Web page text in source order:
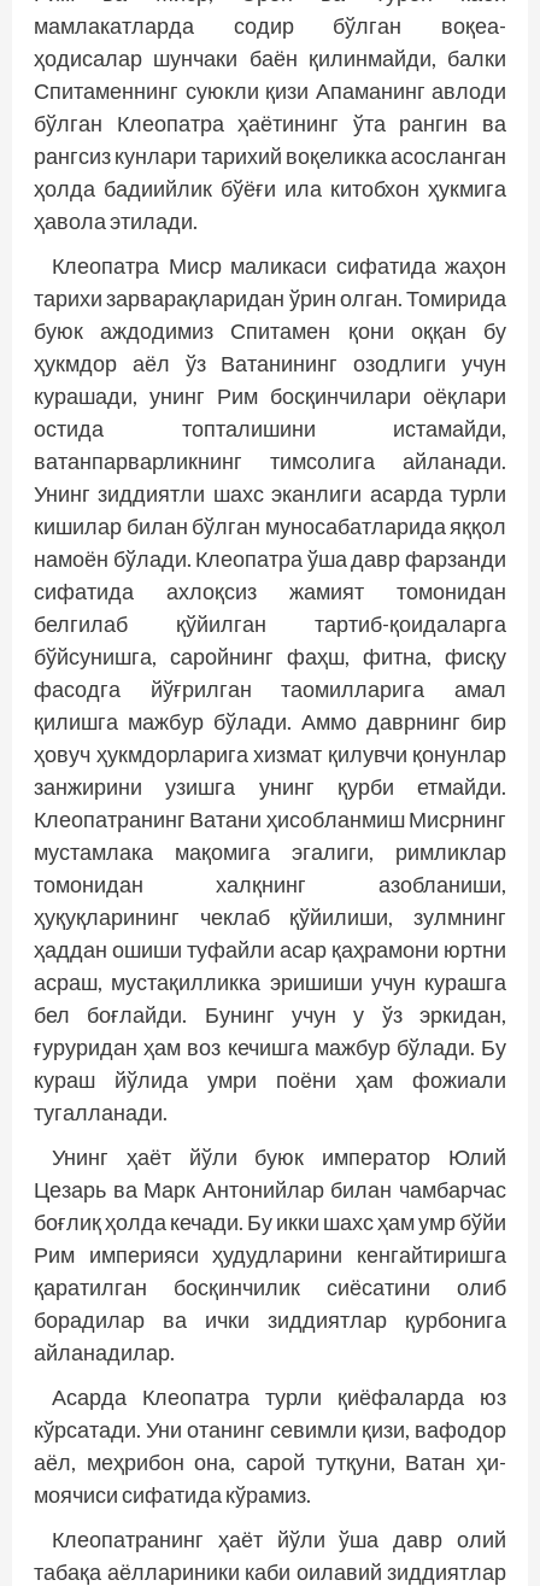
мамлакатларда содир бўлган воқеа-
ҳодисалар шунчаки баён қилинмайди, балки
Спитаменнинг суюкли қизи Апаманинг авлоди
бўлган Клеопатра ҳаётининг ўта рангин ва
рангсиз кунлари тарихий воқеликка асосланган
ҳолда бадиийлик бўёғи ила китобхон ҳукмига
ҳавола этилади.
Клеопатра Миср маликаси сифатида жаҳон
тарихи зарварақларидан ўрин олган. Томирида
буюк аждодимиз Спитамен қони оққан бу
ҳукмдор аёл ўз Ватанининг озодлиги учун
курашади, унинг Рим босқинчилари оёқлари
остида топталишини истамайди,
ватанпарварликнинг тимсолига айланади.
Унинг зиддиятли шахс эканлиги асарда турли
кишилар билан бўлган муносабатларида яққол
намоён бўлади. Клеопатра ўша давр фарзанди
сифатида ахлоқсиз жамият томонидан
белгилаб қў­йилган тартиб-қоидаларга
бўйсунишга, саройнинг фаҳш, фитна, фисқу
фасодга йўғрилган таомилларига амал
қилишга мажбур бўлади. Аммо даврнинг бир
ҳовуч ҳукмдорларига хизмат қилувчи қонунлар
занжирини узишга унинг қурби етмайди.
Клеопатранинг Ватани ҳисоб­ланмиш Мисрнинг
мустамлака мақомига эгалиги, римликлар
томонидан халқнинг азобланиши,
ҳуқуқларининг чеклаб қўйилиши, зулмнинг
ҳаддан ошиши туфайли асар қаҳрамони юртни
асраш, мустақилликка эришиши учун курашга
бел боғлайди. Бунинг учун у ўз эркидан,
ғуруридан ҳам воз кечишга мажбур бўлади. Бу
кураш йўлида умри поёни ҳам фожиали
тугалланади.
Унинг ҳаёт йўли буюк император Юлий
Цезарь ва Марк Антонийлар билан чамбарчас
боғлиқ ҳолда кечади. Бу икки шахс ҳам умр бўйи
Рим империяси ҳудудларини кенгайтиришга
қаратилган босқинчилик сиёсатини олиб
борадилар ва ички зиддиятлар қурбонига
айланадилар.
Асарда Клеопатра турли қиёфаларда юз
кўрсатади. Уни отанинг севимли қизи, вафодор
аёл, меҳрибон она, сарой тутқуни, Ватан ҳи­
моячиси сифатида кўрамиз.
Клеопатранинг ҳаёт йўли ўша давр олий
табақа аёллариники каби оилавий зиддиятлар